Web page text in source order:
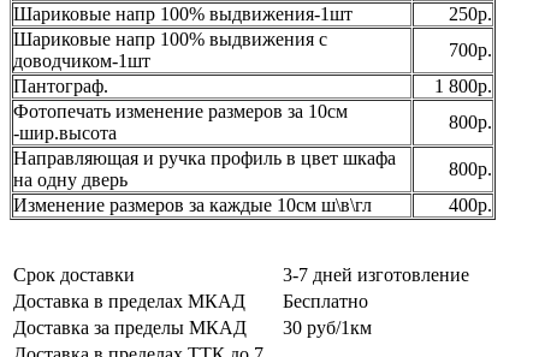
Шариковые напр 100% выдвижения-1шт
250р.
Шариковые напр 100% выдвижения с
доводчиком-1шт
700р.
Пантограф.
1 800р.
Фотопечать изменение размеров за 10см
-шир.высота
800р.
Направляющая и ручка профиль в цвет шкафа
на одну дверь
800р.
Изменение размеров за каждые 10см ш\в\гл
400р.
Срок доставки
3-7 дней изготовление
Доставка в пределах МКАД
Бесплатно
Доставка за пределы МКАД
30 руб/1км